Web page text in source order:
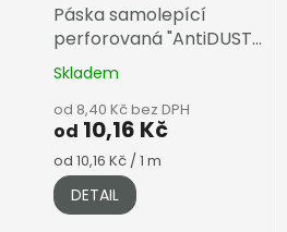
Páska samolepící
perforovaná "AntiDUST"
šíře 28 mm
Skladem
od 8,40 Kč bez DPH
od 10,16 Kč
Měrná
cena:
od 10,16 Kč / 1 m
DETAIL